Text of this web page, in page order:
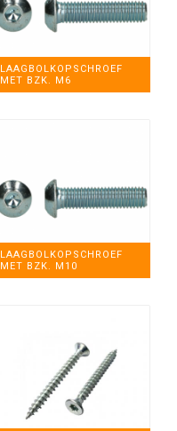
LAAGBOLKOPSCHROEF
MET BZK. M6
LAAGBOLKOPSCHROEF
MET BZK. M10